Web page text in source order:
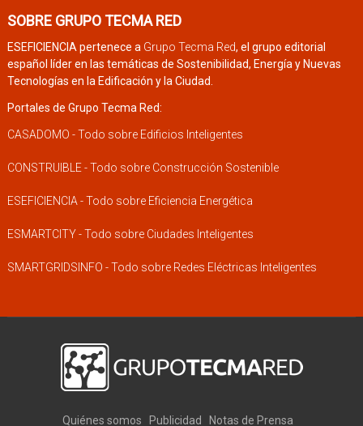
SOBRE GRUPO TECMA RED
ESEFICIENCIA pertenece a Grupo Tecma Red, el grupo editorial
español líder en las temáticas de Sostenibilidad, Energía y Nuevas
Tecnologías en la Edificación y la Ciudad.
Portales de Grupo Tecma Red:
CASADOMO - Todo sobre Edificios Inteligentes
CONSTRUIBLE - Todo sobre Construcción Sostenible
ESEFICIENCIA - Todo sobre Eficiencia Energética
ESMARTCITY - Todo sobre Ciudades Inteligentes
SMARTGRIDSINFO - Todo sobre Redes Eléctricas Inteligentes
Quiénes somos Publicidad Notas de Prensa